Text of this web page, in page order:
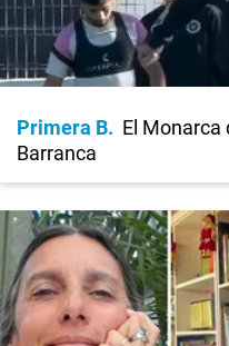
Primera B
El Monarca
Barranca